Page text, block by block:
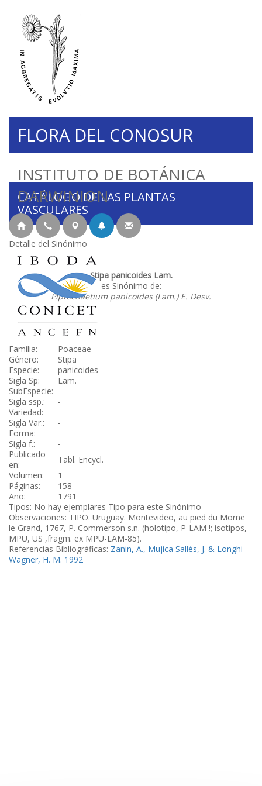
INSTITUTO DE BOTÁNICA
DARWINION
FLORA DEL CONOSUR
CATÁLOGO DE LAS PLANTAS
VASCULARES
Detalle del Sinónimo
Stipa panicoides Lam.
es Sinónimo de:
Piptochaetium panicoides (Lam.) E. Desv.
Familia:
Poaceae
Género:
Stipa
Especie:
panicoides
Sigla Sp:
Lam.
SubEspecie:
Sigla ssp.:
-
Variedad:
Sigla Var.:
-
Forma:
Sigla f.:
-
Publicado
en:
Tabl. Encycl.
Volumen:
1
Páginas:
158
Año:
1791
Tipos: No hay ejemplares Tipo para este Sinónimo
Observaciones: TIPO. Uruguay. Montevideo, au pied du Morne
le Grand, 1767, P. Commerson s.n. (holotipo, P-LAM !; isotipos,
MPU, US ,fragm. ex MPU-LAM-85).
Referencias Bibliográficas: Zanin, A., Mujica Sallés, J. & Longhi-
Wagner, H. M. 1992